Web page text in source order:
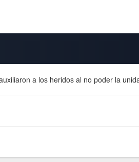
a los heridos al no poder la